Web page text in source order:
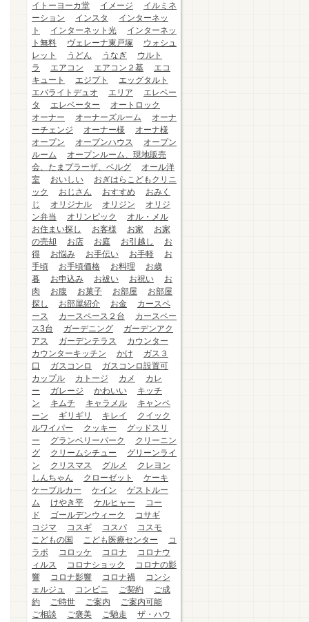
イトーヨーカ堂
イメージ
イルミネ
ーション
インスタ
インターネッ
ト
インターネット光
インターネッ
ト無料
ヴェレーナ東戸塚
ウォシュ
レット
うどん うなぎ
ウルト
ラ
エアコン エアコン２基
エコ
キュート
エジプト
エッグタルト
エバライトデュオ
エリア
エレベー
タ
エレベーター
オートロック
オーナー
オーナーズルーム
オーナ
ーチェンジ
オーナー様
オーナ様
オープン
オープンハウス
オープン
ルーム
オープンルーム、現地販売
会、たまプラーザ、ベルグ
オール洋
室
おいしい
おぎはらこどもクリニ
ック
おじさん おすすめ
おみく
じ
オリジナル オリジン
オリジ
ン弁当
オリンピック
オル・メル
お住まい探し
お客様 お家
お家
の売却
お店 お庭 お引越し
お
得
お悩み お手伝い お手軽
お
手頃
お手頃価格 お料理
お歳
暮
お申込み お祓い お祝い
お
肉
お腹 お菓子 お部屋
お部屋
探し
お部屋紹介 お金
カースペ
ース
カースペース２台
カースペー
ス3台
ガーデニング
ガーデンアク
アス
ガーデンテラス
カウンター
カウンターキッチン
かけ
ガス３
口
ガスコンロ
ガスコンロ設置可
カップル
カトージ カメ
カレ
ー
ガレージ かわいい
キッチ
ン
キムチ キャラメル
キャンペ
ーン
ギリギリ キレイ
クイック
ルワイパー
クッキー
グッドスリ
ー
グランベリーパーク
クリーニン
グ
クリームシチュー
グリーンライ
ン
クリスマス グルメ
クレヨン
しんちゃん
クローゼット
ケーキ
ケーブルカー
ケイン
ゲストルー
ム
けやき平 ケルヒャー
コー
ド
ゴールデンウィーク
コサギ
コジマ
コスギ コスパ
コスモ
こどもの国
こども医療センター
コ
ラボ
コロッケ コロナ
コロナウ
ィルス
コロナショック
コロナの影
響
コロナ影響 コロナ禍
コンシ
ェルジュ
コンビニ ご契約
ご成
約
ご時世 ご案内
ご案内可能
ご相談
ご褒美 ご馳走
ザ・ハウ